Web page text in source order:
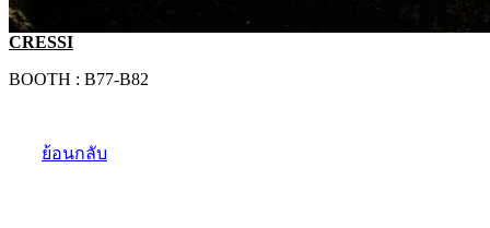
CRESSI
BOOTH : B77-B82
ย้อนกลับ